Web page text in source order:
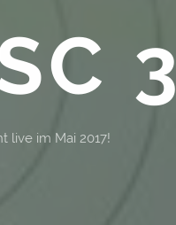
3
live im Mai 2017!